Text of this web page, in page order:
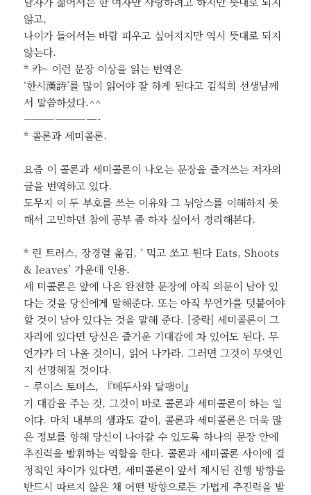
않고,
나이가 들어서는 바람 피우고 싶어지지만 역시 뜻대로 되지
않는다.
* 캬~ 이런 문장 이상을 읽는 번역은
‘한시漢詩’를 많이 읽어야 잘 하게 된다고 김석희 선생님께
서 말씀하셨다.^^
———————-
* 콜론과 세미콜론.
요즘 이 콜론과 세미콜론이 나오는 문장을 즐겨쓰는 저자의
글을 번역하고 있다.
도무지 이 두 부호를 쓰는 이유와 그 뉘앙스를 이해하지 못
해서 고민하던 참에 공부 좀 하자 싶어서 정리해본다.
* 린 트러스, 장경렬 옮김, ‘ 먹고 쏘고 튄다 Eats, Shoots
& leaves’ 가운데 인용.
세 미콜론은 앞에 나온 완전한 문장에 아직 의문이 남아 있
다는 것을 당신에게 말해준다. 또는 아직 무언가를 덧붙여야
할 것이 남아 있다는 것을 말해 준다. [중략] 세미콜론이 그
자리에 있다면 당신은 즐거운 기대감에 차 있어도 된다. 무
언가가 더 나올 것이니, 읽어 나가라. 그러면 그것이 무엇인
지 선명해질 것이다.
– 루이스 토머스, 『메두사와 달팽이』
기 대감을 주는 것, 그것이 바로 콜론과 세미콜론이 하는 일
이다. 마치 내부의 샘과도 같이, 콜론과 세미콜론은 더욱 많
은 정보를 향해 당신이 나아갈 수 있도록 하나의 문장 안에
추진력을 발휘하는 역할을 한다. 콜론과 세미콜론 사이에 결
정적인 차이가 있다면, 세미콜론이 앞서 제시된 진행 방향을
반드시 따르지 않은 채 어떤 방향으로든 가볍게 추진력을 발